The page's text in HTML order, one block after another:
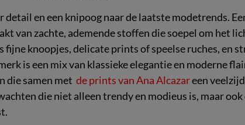
en een knipoog naar de laatste modetrends.
van zachte, ademende stoffen die soepel om het
knoopjes, delicate prints of speelse ruches, en
is een mix van klassieke elegantie en moderne
die samen met de prints van Ana Alcazareen
die niet alleen trendy en modieus is, maar